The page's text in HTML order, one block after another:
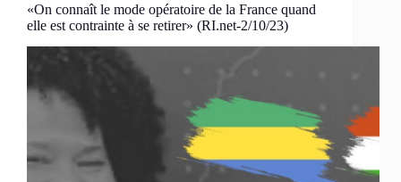
«On connaît le mode opératoire de la France quand
elle est contrainte à se retirer» (RI.net-2/10/23)